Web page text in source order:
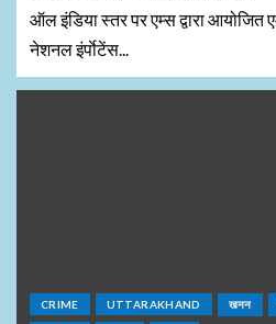
ऑल इंडिया स्तर पर एम्स द्वारा आयोजित
नेशनल इंर्पाेटेंस...
CRIME UTTARAKHAND खनन